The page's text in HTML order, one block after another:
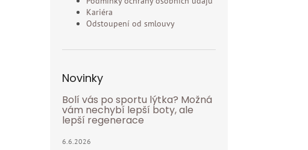
Kariéra
Odstoupení od smlouvy
Novinky
Bolí vás po sportu lýtka? Možná
vám nechybí lepší boty, ale
lepší regenerace
6.6.2026